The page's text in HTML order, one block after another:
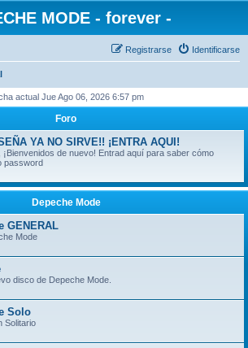
MODE - forever -
Identificarse
Registrarse
actual Jue Ago 06, 2026 6:57 pm
Foro
YA NO SIRVE!! ¡ENTRA AQUI!
de nuevo! Entrad aquí para saber cómo
password
Depeche Mode
GENERAL
Mode
disco de Depeche Mode.
Solo
Solitario